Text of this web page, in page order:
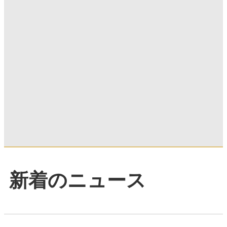
新着のニュース